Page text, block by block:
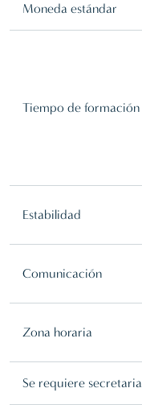
Moneda estándar
Tiempo de formación
Estabilidad
Comunicación
Zona horaria
Se requiere secretaria